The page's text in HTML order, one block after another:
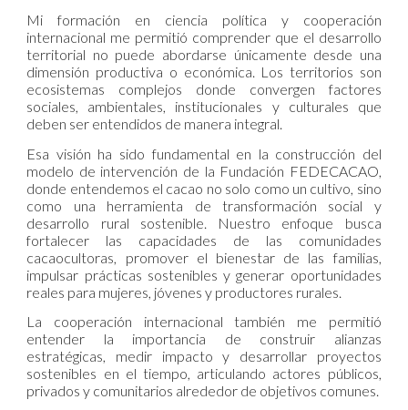
Mi formación en ciencia política y cooperación
internacional me permitió comprender que el desarrollo
territorial no puede abordarse únicamente desde una
dimensión productiva o económica. Los territorios son
ecosistemas complejos donde convergen factores
sociales, ambientales, institucionales y culturales que
deben ser entendidos de manera integral.
Esa visión ha sido fundamental en la construcción del
modelo de intervención de la Fundación FEDECACAO,
donde entendemos el cacao no solo como un cultivo, sino
como una herramienta de transformación social y
desarrollo rural sostenible. Nuestro enfoque busca
fortalecer las capacidades de las comunidades
cacaocultoras, promover el bienestar de las familias,
impulsar prácticas sostenibles y generar oportunidades
reales para mujeres, jóvenes y productores rurales.
La cooperación internacional también me permitió
entender la importancia de construir alianzas
estratégicas, medir impacto y desarrollar proyectos
sostenibles en el tiempo, articulando actores públicos,
privados y comunitarios alrededor de objetivos comunes.